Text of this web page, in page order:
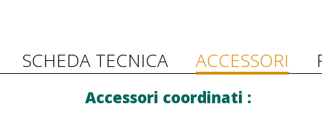
SCHEDA TECNICA ACCESSORI
Accessori coordinati :